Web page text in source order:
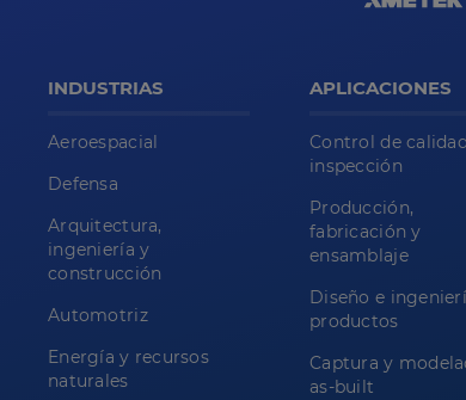
INDUSTRIAS
Aeroespacial
Defensa
Arquitectura,
ingeniería y
construcción
Automotriz
Energía y recursos
naturales
APLICACIONES
Control de
inspección
Producción,
fabricación y
ensamblaje
Diseño e
productos
Captura y
as-built